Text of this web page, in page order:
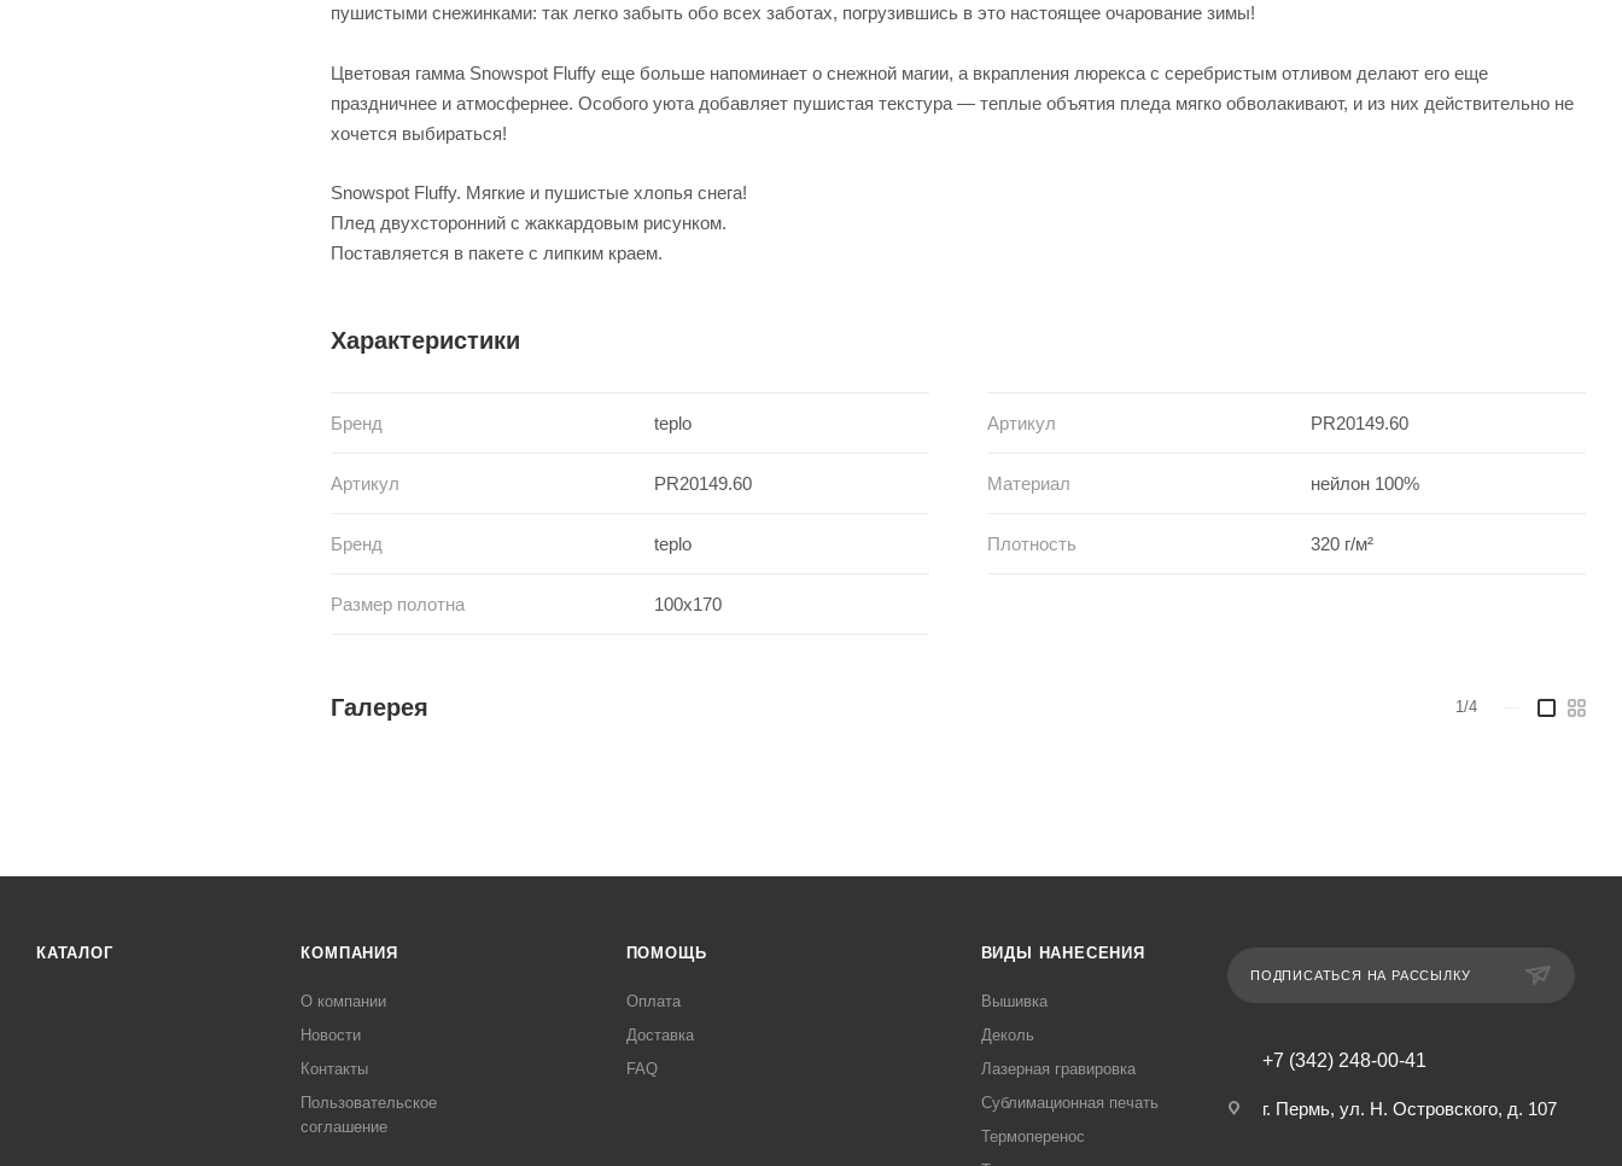
пушистыми снежинками: так легко забыть обо всех заботах, погрузившись в это настоящее очарование зимы!
Цветовая гамма Snowspot Fluffy еще больше напоминает о снежной магии, а вкрапления люрекса с серебристым отливом делают его еще
праздничнее и атмосфернее. Особого уюта добавляет пушистая текстура — теплые объятия пледа мягко обволакивают, и из них действительно не
хочется выбираться!
Snowspot Fluffy. Мягкие и пушистые хлопья снега!
Плед двухсторонний с жаккардовым рисунком.
Поставляется в пакете с липким краем.
Характеристики
Бренд teplo Артикул PR20149.60
Артикул PR20149.60 Материал нейлон 100%
Бренд teplo Плотность 320 г/м²
Размер полотна 100x170
Галерея 1/4
КАТАЛОГ КОМПАНИЯ
О компании
Новости
Контакты
Пользовательское
соглашение
ПОМОЩЬ
Оплата
Доставка
FAQ
ВИДЫ НАНЕСЕНИЯ
Вышивка
Деколь
Лазерная гравировка
Сублимационная печать
Термоперенос
ПОДПИСАТЬСЯ НА РАССЫЛКУ
+7 (342) 248-00-41
г. Пермь, ул. Н. Островского, д. 107